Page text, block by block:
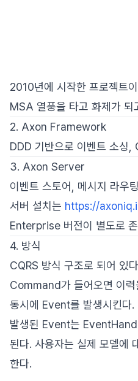
2010년에 시작한 프로젝트
MSA 열풍을 타고 화제가 되
2. Axon Framework
DDD 기반으로 이벤트 소싱,
3. Axon Server
이벤트 스토어, 메시지 라우
서버 설치는 https://
Enterprise 버전이 별도로
4. 방식
CQRS 방식 구조로 되어 있
Command가 들어오면 이
동시에 Event를 발생시킨다.
발생된 Event는
된다. 사용자는 실제 모델에
한다.